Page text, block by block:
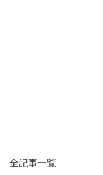
全記事一覧